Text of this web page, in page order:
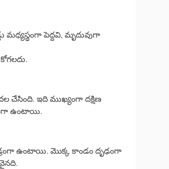
మధ్యస్థంగా పెద్దవి, మృదువుగా
ఇది ముఖ్యంగా దక్షిణ
ఉంటాయి.
ఉంటాయి. మొక్క కాండం దృఢంగా